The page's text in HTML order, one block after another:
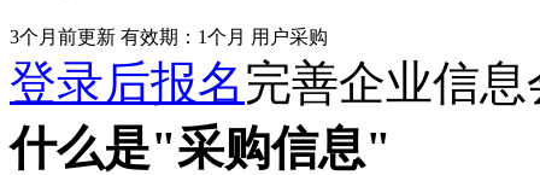
3个月前更新 有效期：1个月 用户采购
登录后报名完善企业信
什么是"采购信息"